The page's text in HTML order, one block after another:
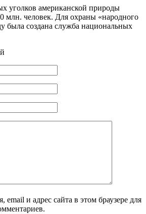
уголков американской природы
млн. человек. Для охраны «народного
была создана служба национальных
email и адрес сайта в этом браузере для